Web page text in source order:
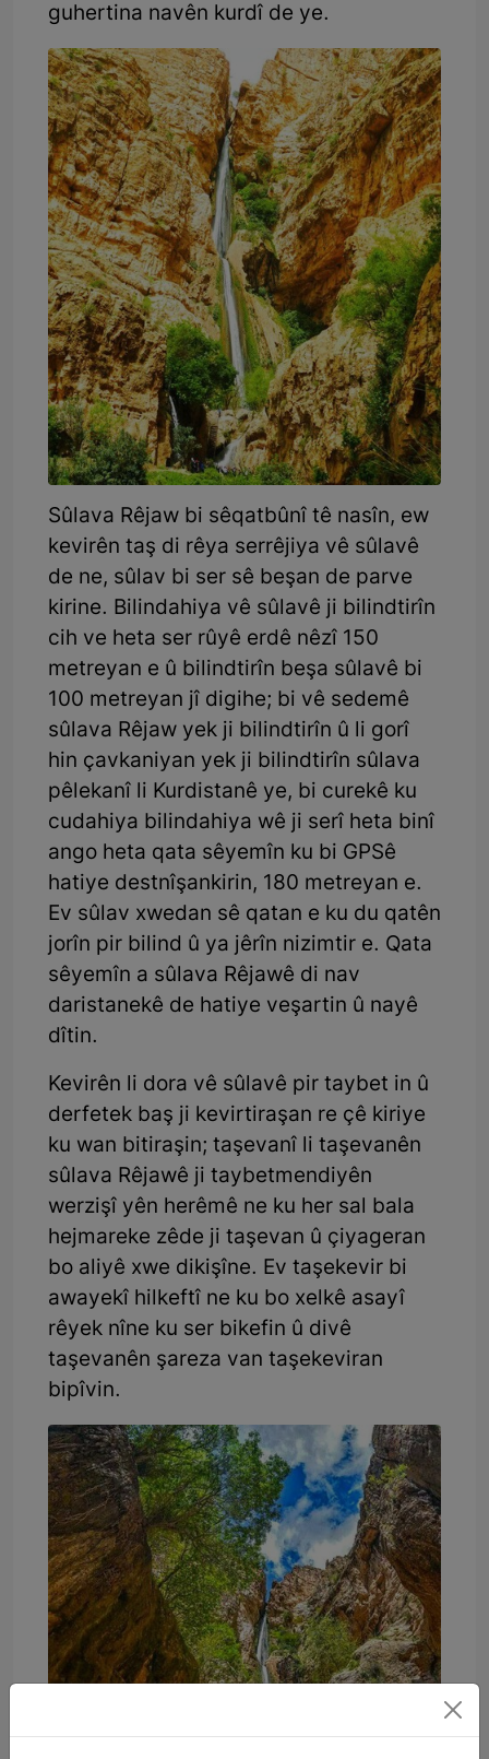
guhertina navên kurdî de ye.
Sûlava Rêjaw bi sêqatbûnî tê nasîn, ew
kevirên taş di rêya serrêjiya vê sûlavê
de ne, sûlav bi ser sê beşan de parve
kirine. Bilindahiya vê sûlavê ji bilindtirîn
cih ve heta ser rûyê erdê nêzî 150
metreyan e û bilindtirîn beşa sûlavê bi
100 metreyan jî digihe; bi vê sedemê
sûlava Rêjaw yek ji bilindtirîn û li gorî
hin çavkaniyan yek ji bilindtirîn sûlava
pêlekanî li Kurdistanê ye, bi curekê ku
cudahiya bilindahiya wê ji serî heta binî
ango heta qata sêyemîn ku bi GPSê
hatiye destnîşankirin, 180 metreyan e.
Ev sûlav xwedan sê qatan e ku du qatên
jorîn pir bilind û ya jêrîn nizimtir e. Qata
sêyemîn a sûlava Rêjawê di nav
daristanekê de hatiye veşartin û nayê
dîtin.
Kevirên li dora vê sûlavê pir taybet in û
derfetek baş ji kevirtiraşan re çê kiriye
ku wan bitiraşin; taşevanî li taşevanên
sûlava Rêjawê ji taybetmendiyên
werzişî yên herêmê ne ku her sal bala
hejmareke zêde ji taşevan û çiyageran
bo aliyê xwe dikişîne. Ev taşekevir bi
awayekî hilkeftî ne ku bo xelkê asayî
rêyek nîne ku ser bikefin û divê
taşevanên şareza van taşekeviran
bipîvin.